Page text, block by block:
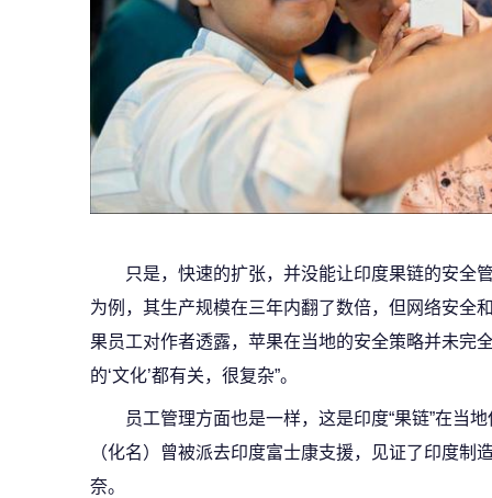
只是，快速的扩张，并没能让印度果链的安全
为例，其生产规模在三年内翻了数倍，但网络安全
果员工对作者透露，苹果在当地的安全策略并未完
的‘文化’都有关，很复杂”。
员工管理方面也是一样，这是印度“果链”在当
（化名）曾被派去印度富士康支援，见证了印度制
奈。